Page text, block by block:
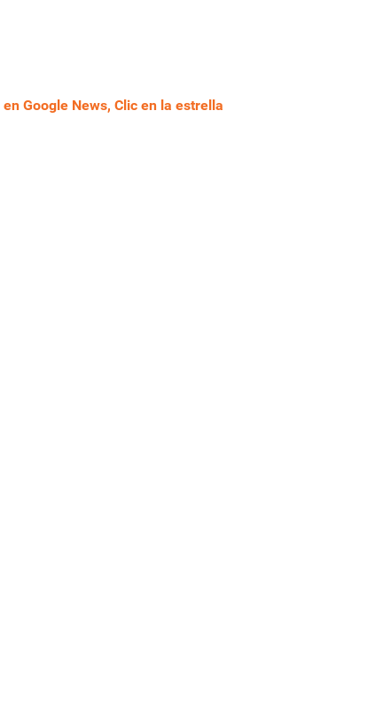
Google News, Clic en la estrella